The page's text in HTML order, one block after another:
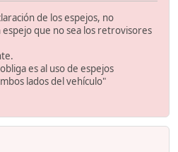
de los espejos, no
que no sea los retrovisores
es al uso de espejos
lados del vehículo"